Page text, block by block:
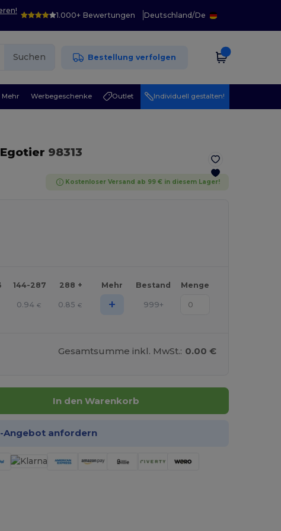
1.000+ Bewertungen Deutschland/De
Suchen Bestellung verfolgen
Mehr Werbegeschenke Outlet Individuell gestalten!
Egotier 98313
Kostenloser Versand ab 99 € in diesem Lager!
144-287 288 + Mehr Bestand Menge
0.94 € 0.85 € + 999+
Gesamtsumme inkl. MwSt.: 0.00 €
In den Warenkorb
Angebot anfordern